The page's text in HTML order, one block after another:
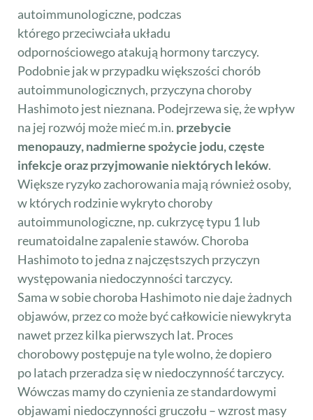
autoimmunologiczne, podczas
którego przeciwciała układu
odpornościowego atakują hormony tarczycy.
Podobnie jak w przypadku większości chorób
autoimmunologicznych, przyczyna choroby
Hashimoto jest nieznana. Podejrzewa się, że wpływ
na jej rozwój może mieć m.in. przebycie
menopauzy, nadmierne spożycie jodu, częste
infekcje oraz przyjmowanie niektórych leków.
Większe ryzyko zachorowania mają również osoby,
w których rodzinie wykryto choroby
autoimmunologiczne, np. cukrzycę typu 1 lub
reumatoidalne zapalenie stawów. Choroba
Hashimoto to jedna z najczęstszych przyczyn
występowania niedoczynności tarczycy.
Sama w sobie choroba Hashimoto nie daje żadnych
objawów, przez co może być całkowicie niewykryta
nawet przez kilka pierwszych lat. Proces
chorobowy postępuje na tyle wolno, że dopiero
po latach przeradza się w niedoczynność tarczycy.
Wówczas mamy do czynienia ze standardowymi
objawami niedoczynności gruczołu – wzrost masy